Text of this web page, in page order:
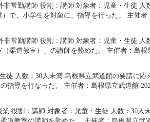
非常勤講師 役割：講師 対象者：児童・生徒 人
で、小学生を対象に、指導を行った。 主催者
非常勤講師 役割：講師 対象者：児童・生徒 人
柔道教室）」の講師を務めた。 主催者：島根
人数：30人未満 島根県立武道館の要請に応
指導を行なった。 主催者：島根県立武道館
業 役割：講師 対象者：児童・生徒 人数：30人